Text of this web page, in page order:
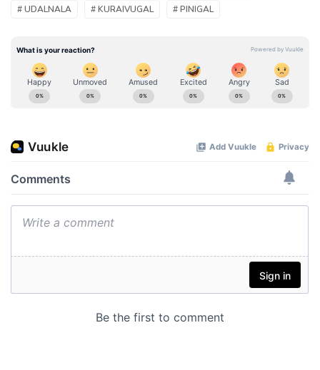
# UDALNALA
# KURAIVUGAL # PINIGAL